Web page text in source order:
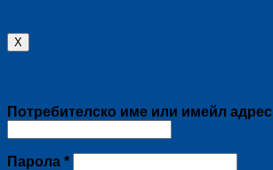
X
Потребителско име или имейл адрес
Парола *Задължително